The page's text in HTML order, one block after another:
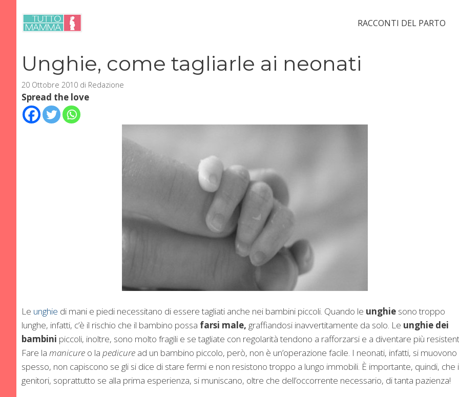
contenuto
RACCONTI DEL PARTO
Unghie, come tagliarle ai neonati
20 Ottobre 2010 di Redazione
Spread the love
Le unghie di mani e piedi necessitano di essere tagliati anche nei bambini piccoli. Quando le unghie sono troppo
lunghe, infatti, c’è il rischio che il bambino possa farsi male, graffiandosi inavvertitamente da solo. Le unghie dei
bambini piccoli, inoltre, sono molto fragili e se tagliate con regolarità tendono a rafforzarsi e a diventare più
Fare la manicure o la pedicure ad un bambino piccolo, però, non è un’operazione facile. I neonati, infatti, si muovono
spesso, non capiscono se gli si dice di stare fermi e non resistono troppo a lungo immobili. È importante, quindi, che i
genitori, soprattutto se alla prima esperienza, si muniscano, oltre che dell’occorrente necessario, di tanta pazienza!